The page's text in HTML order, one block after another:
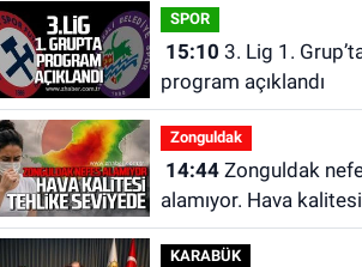
oldu
SPOR
15:10
program açıklandı
Zonguldak
14:44Zonguldak nefes
alamıyor. Hava kalitesi
tehlikeli seviyede.
KARABÜK